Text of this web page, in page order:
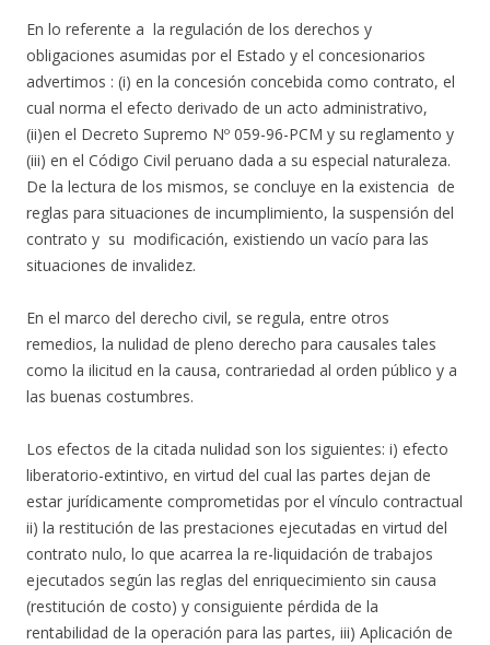
En lo referente a la regulación de los derechos y
obligaciones asumidas por el Estado y el concesionarios
advertimos : (i) en la concesión concebida como contrato, el
cual norma el efecto derivado de un acto administrativo,
(ii)en el Decreto Supremo Nº 059-96-PCM y su reglamento y
(iii) en el Código Civil peruano dada a su especial naturaleza.
De la lectura de los mismos, se concluye en la existencia de
reglas para situaciones de incumplimiento, la suspensión del
contrato y su modificación, existiendo un vacío para las
situaciones de invalidez.
En el marco del derecho civil, se regula, entre otros
remedios, la nulidad de pleno derecho para causales tales
como la ilicitud en la causa, contrariedad al orden público y a
las buenas costumbres.
Los efectos de la citada nulidad son los siguientes: i) efecto
liberatorio-extintivo, en virtud del cual las partes dejan de
estar jurídicamente comprometidas por el vínculo contractual
ii) la restitución de las prestaciones ejecutadas en virtud del
contrato nulo, lo que acarrea la re-liquidación de trabajos
ejecutados según las reglas del enriquecimiento sin causa
(restitución de costo) y consiguiente pérdida de la
rentabilidad de la operación para las partes, iii) Aplicación de